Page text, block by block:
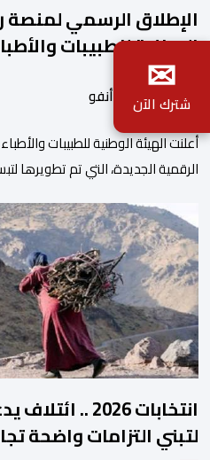
الإطلاق الرسمي لمنصة
الوطنية للطبيبات
بواسطة أحداث.أنفو
أعلنت الهيئة الوطنية للطبيبات
الرقمية الجديدة، التي تم تطويرها
والمجالس الجهوية للهيئة إلى جانب
هذه المنصة، التي تم إطلاقها في إطار
والتحول الرقمي، تشكل خطوة
انتخابات 2026
لتبني التزامات واضحة
✉
شترك الآن